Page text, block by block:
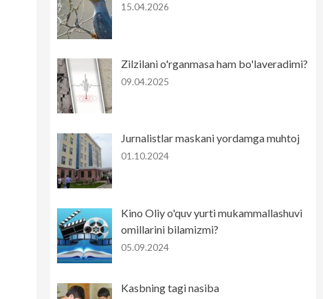
15.04.2026
Zilzilani o'rganmasa ham bo'laveradimi?
09.04.2025
Jurnalistlar maskani yordamga muhtoj
01.10.2024
Kino Oliy o'quv yurti mukammallashuvi
omillarini bilamizmi?
05.09.2024
Kasbning tagi nasiba